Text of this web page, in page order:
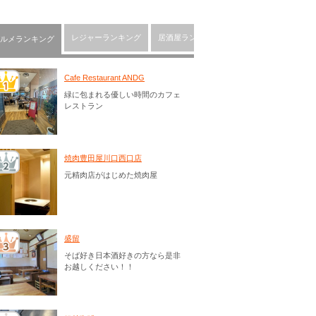
メランキング レジャーランキング 居酒屋ランキング
Cafe Restaurant ANDG
緑に包まれる優しい時間のカフェ
レストラン
焼肉豊田屋川口西口店
元精肉店がはじめた焼肉屋
盛留
そば好き日本酒好きの方なら是非
お越しください！！